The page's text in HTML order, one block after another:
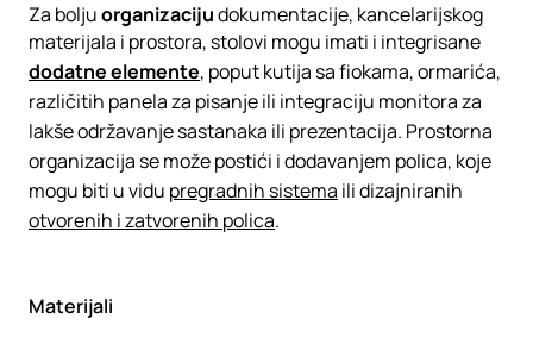
Za boljuorganizacijudokumentacije, kancelarijskog
materijala i prostora, stolovi mogu imati i integrisane
dodatne elemente, poput kutija sa fiokama, ormarića,
različitih panela za pisanje ili integraciju monitora za
lakše održavanje sastanaka ili prezentacija. Prostorna
organizacija se može postići i dodavanjem polica, koje
mogu biti u vidu pregradnih sistema ili dizajniranih
otvorenih i zatvorenih polica.
Materijali